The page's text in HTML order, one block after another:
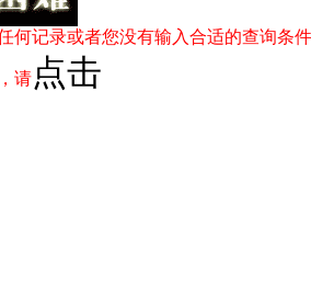
何记录或者您没有输入合适的查询条
请 点击